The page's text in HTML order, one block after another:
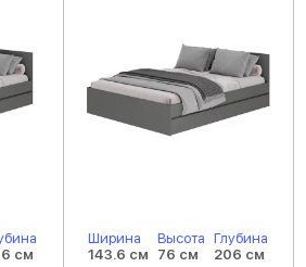
см
Ширина
143.6 см
Высота
76 см
Глубина
206 см